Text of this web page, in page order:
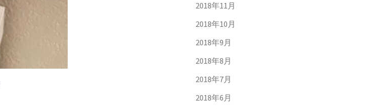
2018年11月
2018年10月
2018年9月
2018年8月
2018年7月
2018年6月